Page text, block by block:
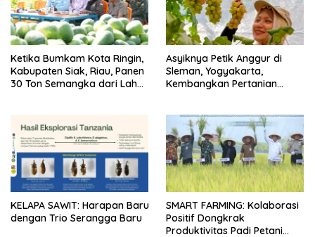
Ketika Bumkam Kota Ringin,
Kabupaten Siak, Riau, Panen
30 Ton Semangka dari Lahan
Asyiknya Petik Anggur di
Sleman, Yogyakarta,
Kembangkan Pertanian
KELAPA SAWIT: Harapan Baru
dengan Trio Serangga Baru
SMART FARMING: Kolaborasi
Positif Dongkrak
Produktivitas Padi Petani